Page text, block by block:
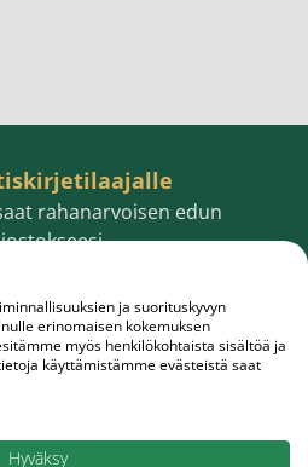
rahanarvoisen edun
Sähköpostiosoite
Tilaa
ja suorituskyvyn
erinomaisen kokemuksen
myös henkilökohtaista sisältöä ja
käyttämistämme evästeistä saat
Hyväksy